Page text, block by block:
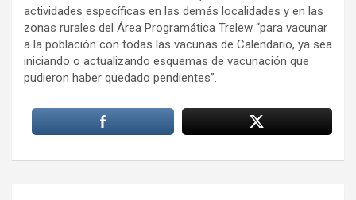
actividades específicas en las demás localidades y en las
zonas rurales del Área Programática Trelew “para vacunar
a la población con todas las vacunas de Calendario, ya sea
iniciando o actualizando esquemas de vacunación que
pudieron haber quedado pendientes”.